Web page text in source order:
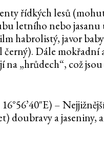
řídkých lesů
letního nebo jasanu
habrolistý, javor
Dále mokřadní
na „hrůdech“, což
–
doubravy a